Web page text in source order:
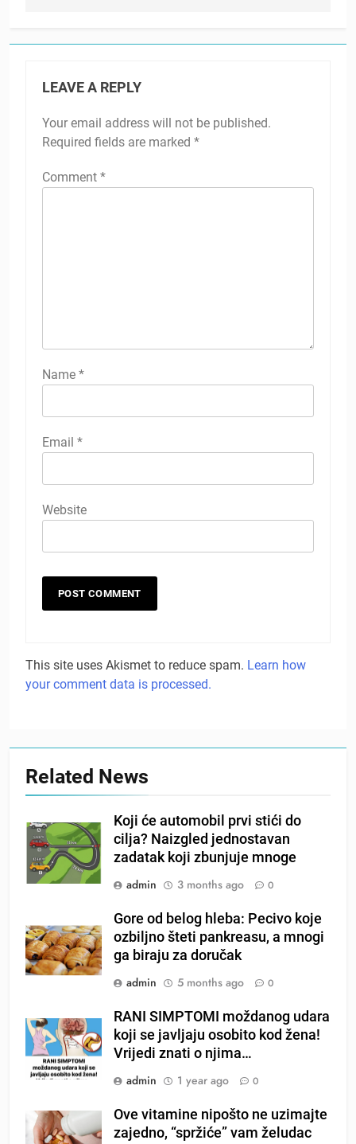
LEAVE A REPLY
Your email address will not be published.
Required fields are marked *
Comment *
Name *
Email *
Website
This site uses Akismet to reduce spam. Learn how
your comment data is processed.
Related News
Koji će automobil prvi stići do
cilja? Naizgled jednostavan
zadatak koji zbunjuje mnoge
admin
3 months ago 0
Gore od belog hleba: Pecivo koje
ozbiljno šteti pankreasu, a mnogi
ga biraju za doručak
admin
5 months ago 0
RANI SIMPTOMI moždanog udara
koji se javljaju osobito kod žena!
Vrijedi znati o njima…
admin
1 year ago 0
Ove vitamine nipošto ne uzimajte
zajedno, “spržiće” vam želudac